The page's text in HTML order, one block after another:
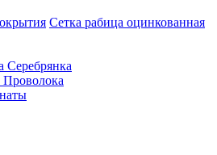
Сетка рабица оцинкованная
Серебрянка
Проволока